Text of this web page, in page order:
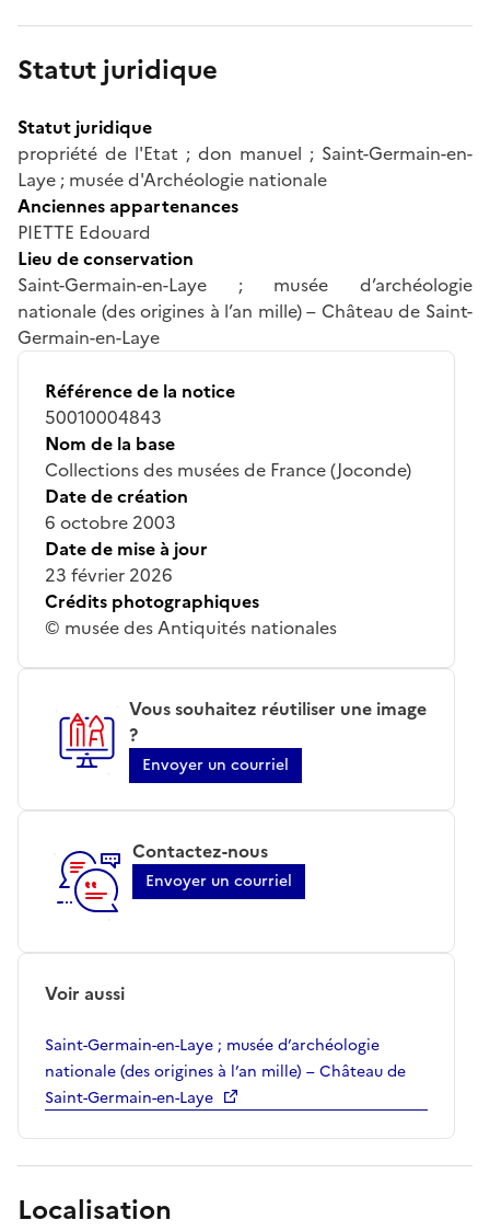
Statut juridique
Statut juridique
propriété de l'Etat ; don manuel ; Saint-Germain-en-
Laye ; musée d'Archéologie nationale
Anciennes appartenances
PIETTE Edouard
Lieu de conservation
Saint-Germain-en-Laye ; musée d’archéologie
nationale (des origines à l’an mille) – Château de Saint-
Germain-en-Laye
Référence de la notice
50010004843
Nom de la base
Collections des musées de France (Joconde)
Date de création
6 octobre 2003
Date de mise à jour
23 février 2026
Crédits photographiques
© musée des Antiquités nationales
Vous souhaitez réutiliser une image
?
Envoyer un courriel
Contactez-nous
Envoyer un courriel
Voir aussi
Saint-Germain-en-Laye ; musée d’archéologie
nationale (des origines à l’an mille) – Château de
Saint-Germain-en-Laye
Localisation